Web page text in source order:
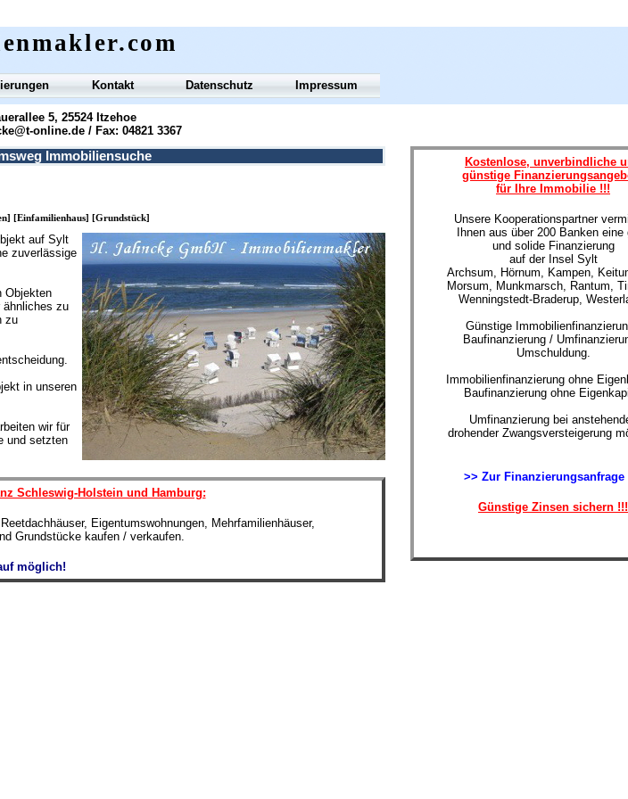
Immobiliensuche
] [Einfamilienhaus] [Grundstück]
5, 25524 Itzehoe
online.de / Fax: 04821 3367
auf Sylt
zuverlässige
Objekten
ähnliches zu
zu
in unseren
wir für
und setzten
Schleswig-Holstein und Hamburg:
Eigentumswohnungen, Mehrfamilienhäuser,
Grundstücke kaufen / verkaufen.
möglich!
Kostenlose, unverbindliche
günstige
für Ihre Immobilie !!!
Unsere Kooperationspartner
Ihnen aus über 200 Banken eine
und solide Finanzierung
auf der Insel Sylt
Archsum, Hörnum, Kampen,
Morsum, Munkmarsch, Rantum,
Wenningstedt-Braderup,
Günstige
Baufinanzierung /
Umschuldung.
Immobilienfinanzierung ohne
Baufinanzierung ohne
Umfinanzierung bei
drohender Zwangsversteigerung
>> Zur Finanzierungsanfrage
Günstige Zinsen sichern !!!
Kontakt Datenschutz Impressum